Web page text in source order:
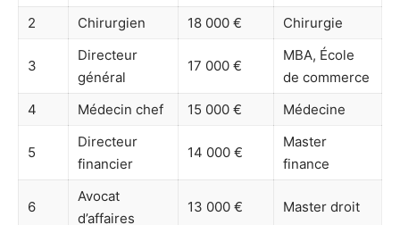
2
Chirurgien 18 000 € Chirurgie
3
Directeur
général
17 000 €
MBA, École
de commerce
4
Médecin chef 15 000 € Médecine
5
Directeur
financier
14 000 €
Master
finance
6
Avocat
d’affaires
13 000 € Master droit